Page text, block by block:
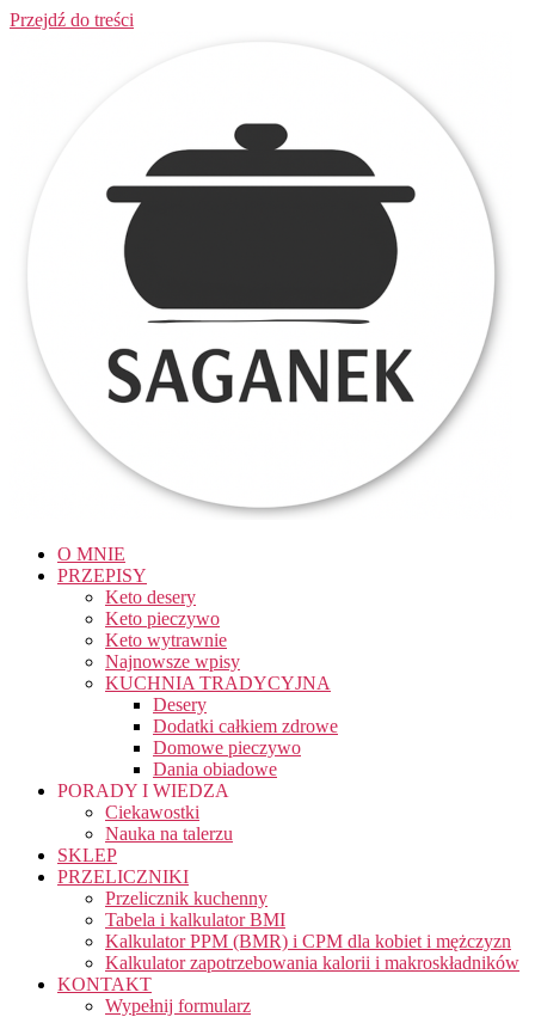
Przejdź do treści
O MNIE
PRZEPISY
Keto desery
Keto pieczywo
Keto wytrawnie
Najnowsze wpisy
KUCHNIA TRADYCYJNA
Desery
Dodatki całkiem zdrowe
Domowe pieczywo
Dania obiadowe
PORADY I WIEDZA
Ciekawostki
Nauka na talerzu
SKLEP
PRZELICZNIKI
Przelicznik kuchenny
Tabela i kalkulator BMI
Kalkulator PPM (BMR) i CPM dla kobiet i mężczyzn
Kalkulator zapotrzebowania kalorii i makroskładników
KONTAKT
Wypełnij formularz